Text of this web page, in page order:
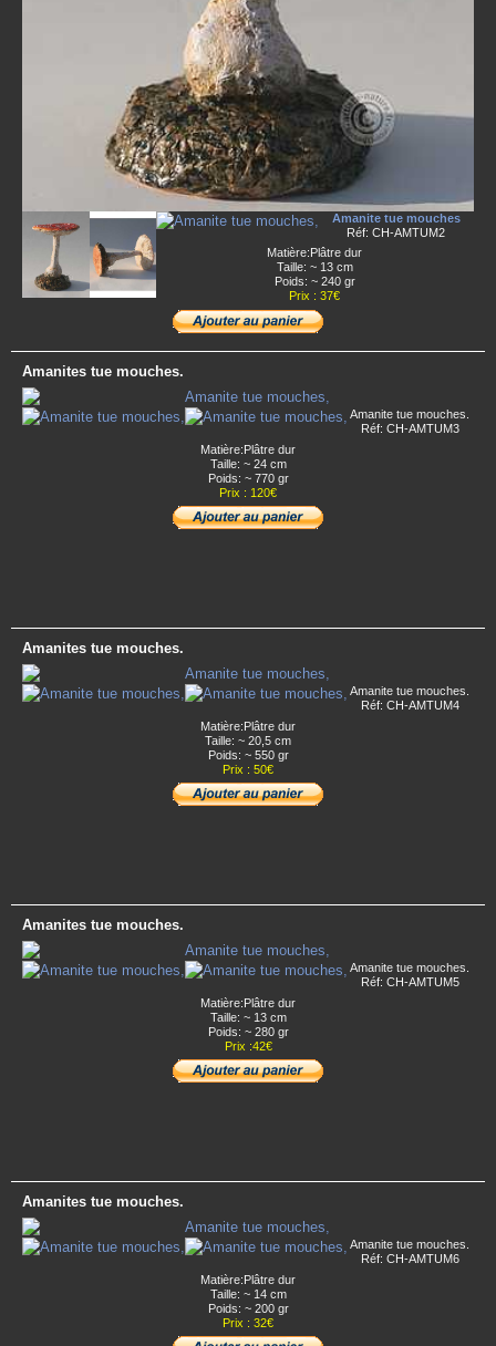
Amanite tue mouches
Réf: CH-AMTUM2
Matière:Plâtre dur
Taille: ~ 13 cm
Poids: ~ 240 gr
Prix : 37€
Amanites tue mouches.
Amanite tue mouches.
Réf: CH-AMTUM3
Matière:Plâtre dur
Taille: ~ 24 cm
Poids: ~ 770 gr
Prix : 120€
Amanites tue mouches.
Amanite tue mouches.
Réf: CH-AMTUM4
Matière:Plâtre dur
Taille: ~ 20,5 cm
Poids: ~ 550 gr
Prix : 50€
Amanites tue mouches.
Amanite tue mouches.
Réf: CH-AMTUM5
Matière:Plâtre dur
Taille: ~ 13 cm
Poids: ~ 280 gr
Prix :42€
Amanites tue mouches.
Amanite tue mouches.
Réf: CH-AMTUM6
Matière:Plâtre dur
Taille: ~ 14 cm
Poids: ~ 200 gr
Prix : 32€